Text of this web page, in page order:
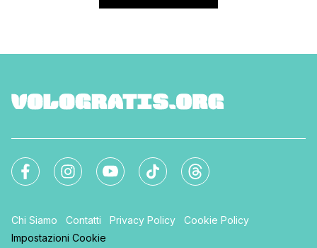
Chi Siamo Contatti Privacy Policy
Cookie Policy
Impostazioni Cookie